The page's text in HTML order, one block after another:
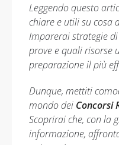
Leggendo questo
chiare e utili su cosa
Imparerai strategie
prove e quali risorse
preparazione il più
Dunque, mettiti
mondo dei Concorsi
Scoprirai che, con la
informazione,